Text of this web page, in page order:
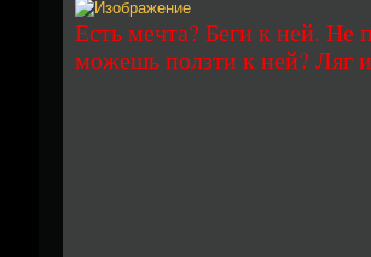
Есть мечта? Беги к ней. Не
можешь ползти к ней?